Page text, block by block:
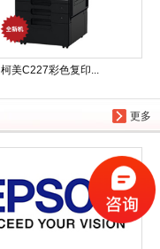
柯美C227彩色复印...
更多